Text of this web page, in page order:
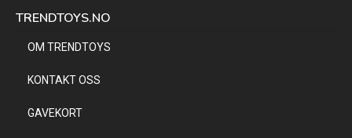
TRENDTOYS.NO
OM TRENDTOYS
KONTAKT OSS
GAVEKORT